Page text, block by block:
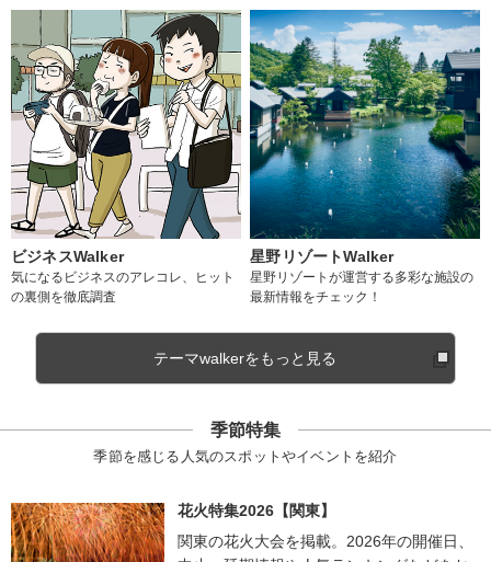
ビジネスWalker
気になるビジネスのアレコレ、ヒット
の裏側を徹底調査
星野リゾートWalker
星野リゾートが運営する多彩な施設の
最新情報をチェック！
テーマwalkerをもっと見る
季節特集
季節を感じる人気のスポットやイベントを紹介
花火特集2026【関東】
関東の花火大会を掲載。2026年の開催日、